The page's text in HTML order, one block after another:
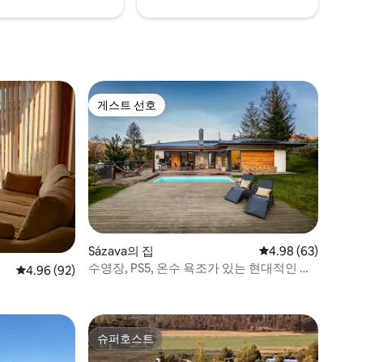
평점 4.96점(5점 만점), 후기 92개
4.96 (92)
게스트 선호
게스트 선호
Sázava의 집 평점 4.98점(5점 만점),
4.98 (63)
수영장, PS5, 온수 욕조가 있는 현대적인 자
슈퍼호스트
슈퍼호스트